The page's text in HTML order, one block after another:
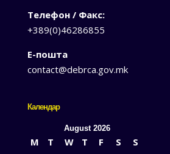
Телефон / Факс:
+389(0)46286855
Е-пошта
contact@debrca.gov.mk
Календар
August 2026
M T W T F S
S